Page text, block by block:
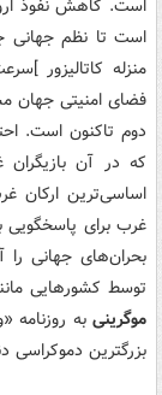
است. کاهش نفوذ
است تا نظم
منزله کاتالیزور
فضای امنیتی جهان
دوم تاکنون است.
که در آن بازیگران
اساسی‌ترین ارکان
غرب برای پاسخگویی
بحران‌های جهانی را
توسط کشورهایی
موگرینی به
بزرگترین دموکراسی